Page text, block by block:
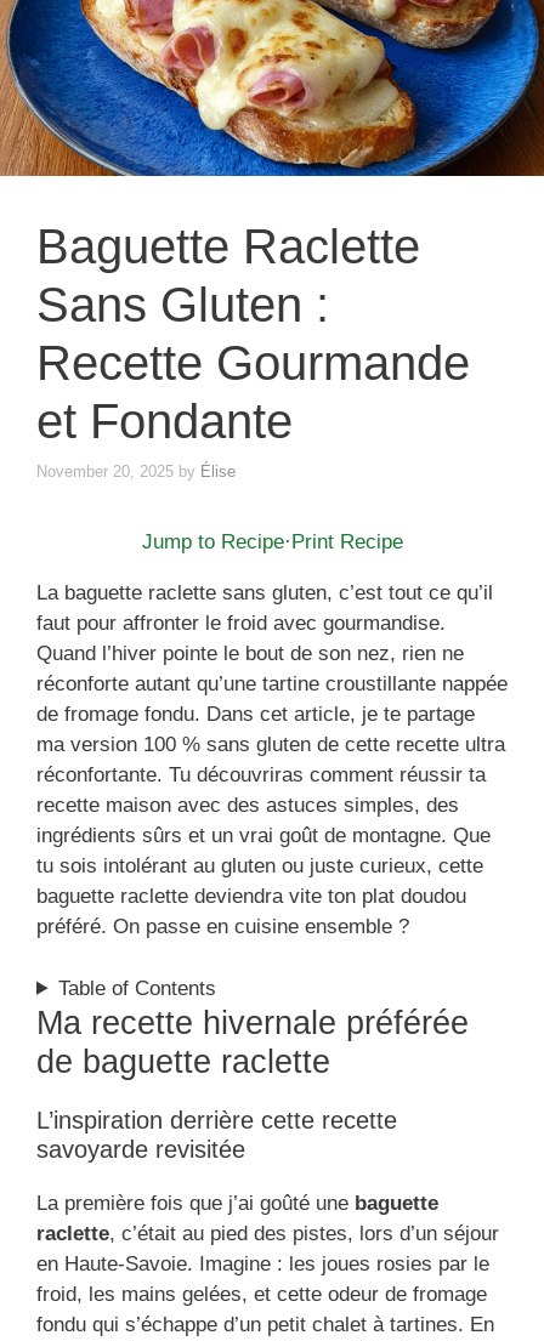
Baguette Raclette
Sans Gluten :
Recette Gourmande
et Fondante
November 20, 2025 by Élise
Jump to Recipe· Print Recipe
La baguette raclette sans gluten, c’est tout ce qu’il
faut pour affronter le froid avec gourmandise.
Quand l’hiver pointe le bout de son nez, rien ne
réconforte autant qu’une tartine croustillante nappée
de fromage fondu. Dans cet article, je te partage
ma version 100 % sans gluten de cette recette ultra
réconfortante. Tu découvriras comment réussir ta
recette maison avec des astuces simples, des
ingrédients sûrs et un vrai goût de montagne. Que
tu sois intolérant au gluten ou juste curieux, cette
baguette raclette deviendra vite ton plat doudou
préféré. On passe en cuisine ensemble ?
Table of Contents
Ma recette hivernale préférée
de baguette raclette
L’inspiration derrière cette recette
savoyarde revisitée
La première fois que j’ai goûté une baguette
raclette, c’était au pied des pistes, lors d’un séjour
en Haute-Savoie. Imagine : les joues rosies par le
froid, les mains gelées, et cette odeur de fromage
fondu qui s’échappe d’un petit chalet à tartines. En